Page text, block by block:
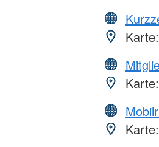
Karte:
Karte:
Karte: